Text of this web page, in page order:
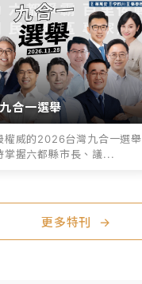
合一選舉
權威的2026台灣九合一選舉
掌握六都縣市長、議...
更多特刊 →